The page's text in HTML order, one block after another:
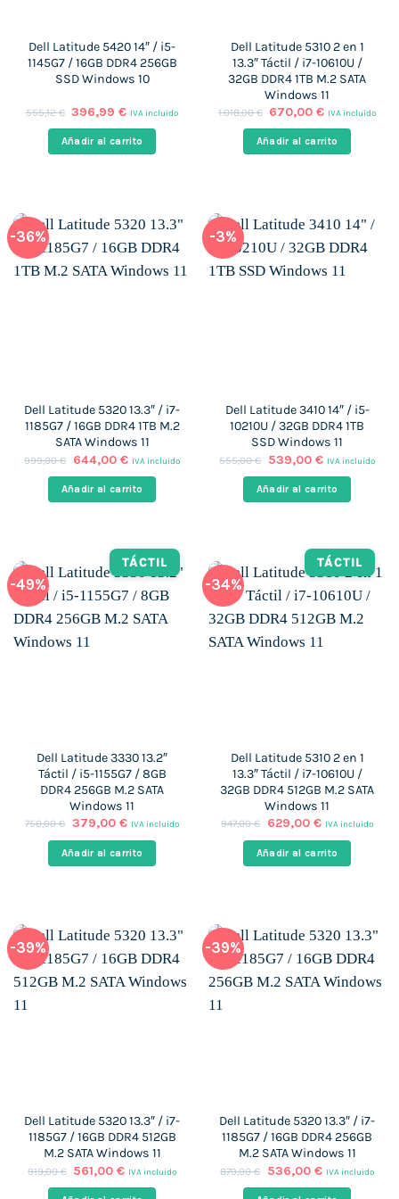
Dell Latitude 5420 14″ / i5-
1145G7 / 16GB DDR4 256GB
SSD Windows 10
555,12€ El
original
era:
396,99€El
actual
es:
IVA incluido
Añadir al carrito
Dell Latitude 5310 2 en 1
13.3″ Táctil / i7-10610U /
32GB DDR4 1TB M.2 SATA
Windows 11
1.018,00€ El
original
era:
670,00€El
actual
es:
IVA incluido
Añadir al carrito
-36%
Dell Latitude 5320 13.3″ / i7-
1185G7 / 16GB DDR4 1TB M.2
SATA Windows 11
999,00€
El
original
era:
644,00 €El
actual
es:
IVA incluido
Añadir al carrito
-3%
Dell Latitude 3410 14″ / i5-
10210U / 32GB DDR4 1TB
SSD Windows 11
555,00€
El
original
era:
539,00 €El
actual
es:
IVA incluido
Añadir al carrito
-49%
TÁCTIL
Dell Latitude 3330 13.2″
Táctil / i5-1155G7 / 8GB
DDR4 256GB M.2 SATA
Windows 11
750,00€ El
original
era:
379,00 €El
actual
es:
IVA incluido
Añadir al carrito
-34%
TÁCTIL
Dell Latitude 5310 2 en 1
13.3″ Táctil / i7-10610U /
32GB DDR4 512GB M.2 SATA
Windows 11
947,00€
El
original
era:
629,00 €El
actual
es:
IVA incluido
Añadir al carrito
-39%
Dell Latitude 5320 13.3″ / i7-
1185G7 / 16GB DDR4 512GB
M.2 SATA Windows 11
919,00€ El
original
561,00€El
actual
IVA incluido
-39%
Dell Latitude 5320 13.3″ / i7-
1185G7 / 16GB DDR4 256GB
M.2 SATA Windows 11
879,00€
El
original
536,00 €El
actual
IVA incluido